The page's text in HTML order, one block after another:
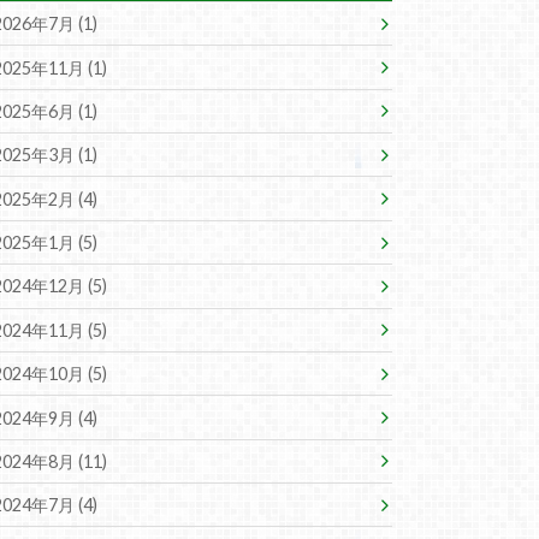
年7月 (1)
年11月 (1)
年6月 (1)
年3月 (1)
年2月 (4)
年1月 (5)
年12月 (5)
年11月 (5)
年10月 (5)
年9月 (4)
年8月 (11)
年7月 (4)